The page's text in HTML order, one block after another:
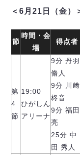
しながわシティ
立川アスレテ
ペスカドーラ町
湘南ベルマーレ
ボアルース長野
名古屋オーシ
シュライカー
ボルクバレット
バサジィ大分
選手の通算記
＜6月21日（金）
節
時間・会
場
得点者
第
4
節
19:00
ひがしん
アリーナ
9分 丹羽
脩人
9分 川﨑
柊音
9分 福田
亮
25分 中
田 秀人